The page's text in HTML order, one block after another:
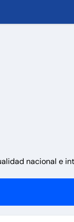
6 de agosto 2026
Guaira
nacional e